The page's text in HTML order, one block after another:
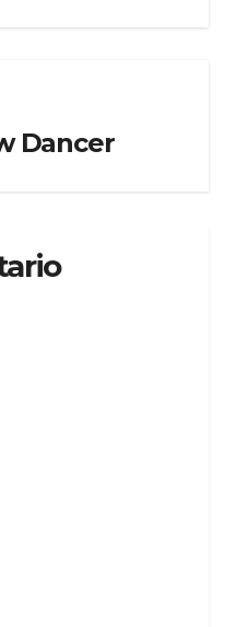
Dancer